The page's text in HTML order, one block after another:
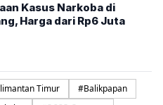
Kasus Narkoba di
Harga dari Rp6 Juta
Timur #Balikpapan